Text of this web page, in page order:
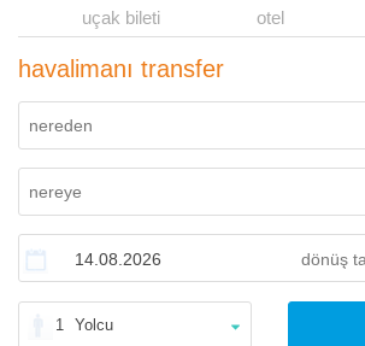
uçak bileti otel
havalimanı transfer
1 Yolcu